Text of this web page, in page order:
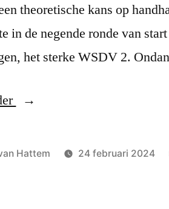
theoretische kans op
in de negende ronde van
het sterke WSDV 2.
“Ook
uit
Hattem 24 februari 2024